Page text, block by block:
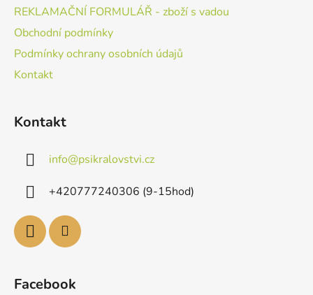
REKLAMAČNÍ FORMULÁŘ - zboží s vadou
Obchodní podmínky
Podmínky ochrany osobních údajů
Kontakt
Kontakt
info@psikralovstvi.cz
+420777240306 (9-15hod)
Facebook